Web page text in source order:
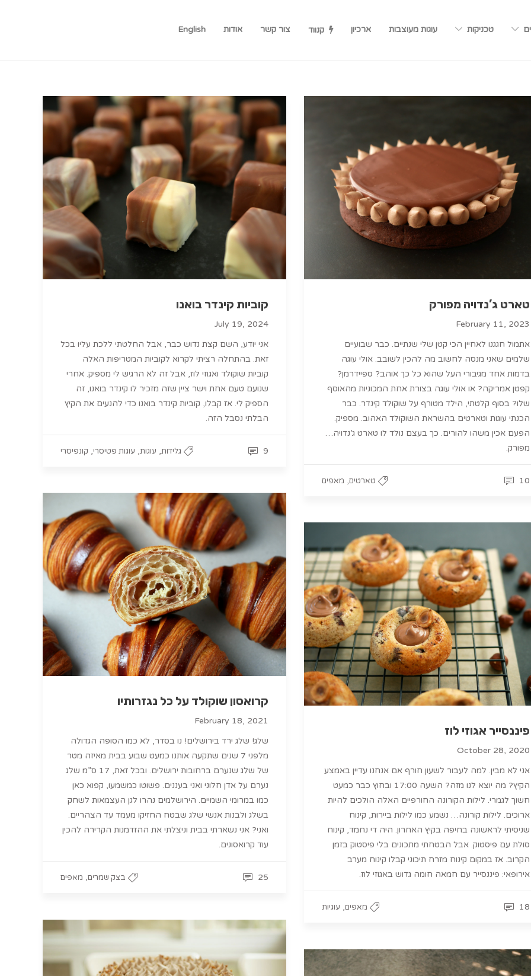
English אודות צור קשר קנווד ארכיון עוגות מעוצבות טכניקות
קוביות קינדר בואנו
July 19, 2024
אני יודע, השם קצת נדוש כבר, אבל החלטתי ללכת עליו בכל
זאת. בהתחלה רציתי לקרוא לקוביות המטריפות האלה
קוביות שוקולד ואגוזי לוז, אבל זה לא הרגיש לי מספיק. אחרי
שנועם טעם אחת וישר ציין שזה מזכיר לו קינדר בואנו, זה
הספיק לי. אז קבלו, קוביות קינדר בואנו כדי להנעים את הקיץ
הבלתי נסבל הזה.
גלידות, עוגות, עוגות פטיסרי, קונפיסרי 9
טארט ג’נדויה מפורק
February 11, 2023
אתמול חגגנו לאחיין הכי קטן שלי שנתיים. כבר שבועיים
שלמים שאני מנסה לחשוב מה להכין לשובב. אולי עוגה
בדמות אחד מגיבורי העל שהוא כל כך אוהב? ספיידרמן?
קפטן אמריקה? או אולי עוגה בצורת אחת המכוניות מהאוסף
שלו? בסוף קלטתי, הילד מטורף על שוקולד קינדר. כבר
הכנתי עוגות וטארטים בהשראת השוקולד האהוב. מספיק.
הפעם אכין משהו להורים. כך בעצם נולד לו טארט ג’נדויה…
מפורק.
טארטים, מאפים 10
קרואסון שוקולד על כל נגזרותיו
February 18, 2021
שלג! שלג ירד בירושלים! נו בסדר, לא כמו הסופה הגדולה
מלפני 7 שנים שתקעה אותנו כמעט שבוע בבית מאיזה מטר
של שלג שנערם ברחובות ירושלים. ובכל זאת, 17 ס”מ שלג
נערם על אדן חלוני ואני בעננים. פשוטו כמשמעו, קפוא כאן
כמו במרומי השמיים. הירושלמים נהרו לגן העצמאות לשחק
בשלג ולבנות אנשי שלג שבטח החזיקו מעמד עד הצהריים.
ואני? אני נשארתי בבית וניצלתי את ההזדמנות הקרירה להכין
עוד קרואסונים.
בצק שמרים, מאפים 25
פיננסייר אגוזי לוז
October 28, 2020
אני לא מבין. למה לעבור לשעון חורף אם אנחנו עדיין באמצע
הקיץ? מה יוצא לנו מזה? השעה 17:00 ובחוץ כבר כמעט
חשוך לגמרי. לילות הקורונה החורפיים האלה הולכים להיות
ארוכים. לילות קורונה… נשמע כמו לילות ביירות, קינוח
שניסיתי לראשונה בחיפה בקיץ האחרון. היה די נחמד, קינוח
סולת עם פיסטוק. אבל הבטחתי מתכונים בלי פיסטוק בזמן
הקרוב. אז במקום קינוח מזרח תיכוני קבלו קינוח מערב
אירופאי: פיננסייר עם חמאה חומה גדוש באגוזי לוז.
מאפים, עוגיות 18